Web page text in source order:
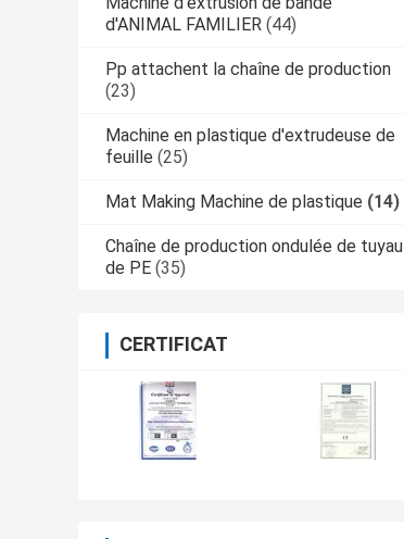
d'ANIMAL FAMILIER (44)
Pp attachent la chaîne de production
(23)
Machine en plastique d'extrudeuse de
feuille (25)
Mat Making Machine de plastique (14)
Chaîne de production ondulée de tuyau
de PE (35)
CERTIFICAT